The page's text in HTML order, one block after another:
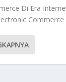
Di Era
Commerce